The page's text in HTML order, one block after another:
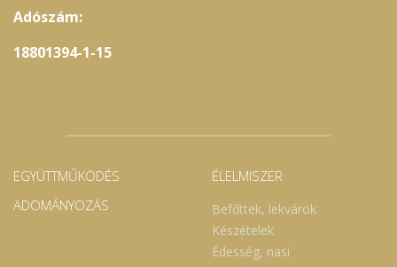
Adószám:
18801394-1-15
EGYÜTTMŰKÖDÉS
ADOMÁNYOZÁS
ÉLELMISZER
Befőttek, lekvárok
Készételek
Édesség, nasi